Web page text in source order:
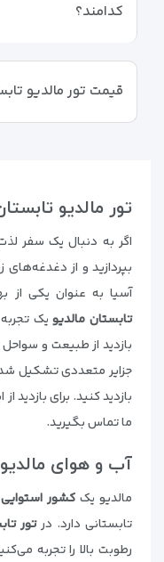
کدامند؟
قیمت تور مالدیو
تور مالدیو
اگر به دنبال یک سفر
بپردازید و از دغدغه‌های
آسیا به عنوان یکی
تابستان مالدیویک تجربه
بازدید از طبیعت و سواحل
جزایر متعددی تشکیل
بازدید کنید. برای بازدید از
ما تماس بگیرید.
آب و هوای
مالدیو یک کشور استوایی
تابستانی دارد. درتور